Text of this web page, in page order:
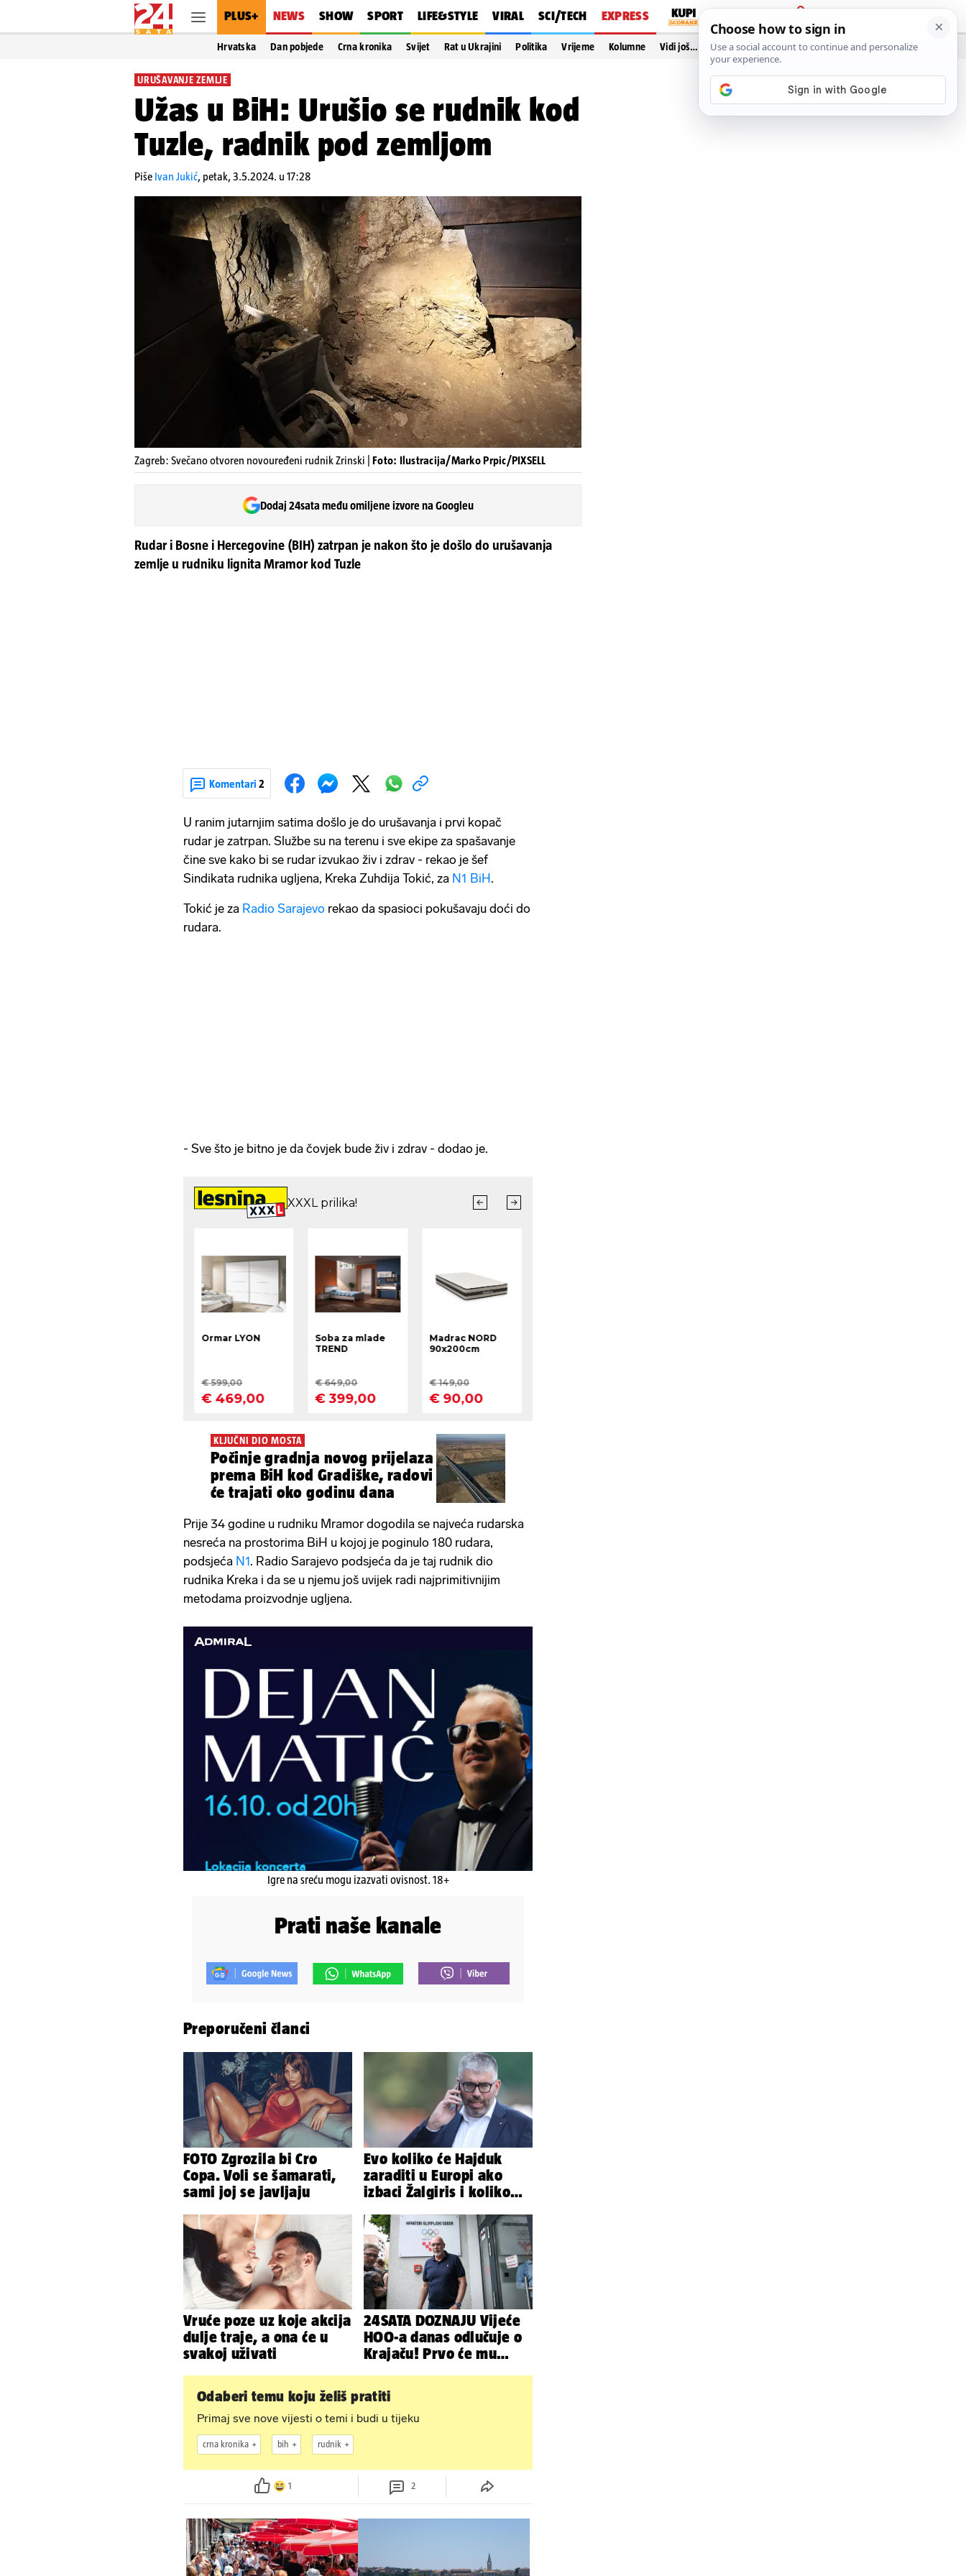
PLUS+ NEWS SHOW SPORT LIFE&STYLE VIRAL SCI/TECH EXPRESS
PRIJAVA
Hrvatska Dan pobjede Crna kronika Svijet Rat u Ukrajini Politika Vrijeme Kolumne Vidi još…
URUŠAVANJE ZEMLJE
Užas u BiH: Urušio se rudnik kod
Tuzle, radnik pod zemljom
Piše Ivan Jukić, petak, 3.5.2024. u 17:28
Zagreb: Svečano otvoren novouređeni rudnik Zrinski | Foto: Ilustracija/Marko Prpic/PIXSELL
Dodaj 24sata među omiljene izvore na Googleu
Rudar i Bosne i Hercegovine (BIH) zatrpan je nakon što je došlo do urušavanja
zemlje u rudniku lignita Mramor kod Tuzle
Komentari 2
U ranim jutarnjim satima došlo je do urušavanja i prvi kopač
rudar je zatrpan. Službe su na terenu i sve ekipe za spašavanje
čine sve kako bi se rudar izvukao živ i zdrav - rekao je šef
Sindikata rudnika ugljena, Kreka Zuhdija Tokić, za N1 BiH .
Tokić je za Radio Sarajevo rekao da spasioci pokušavaju doći do
rudara.
- Sve što je bitno je da čovjek bude živ i zdrav - dodao je.
KLJUČNI DIO MOSTA
Počinje gradnja novog prijelaza
prema BiH kod Gradiške, radovi
će trajati oko godinu dana
Prije 34 godine u rudniku Mramor dogodila se najveća rudarska
nesreća na prostorima BiH u kojoj je poginulo 180 rudara,
podsjeća N1. Radio Sarajevo podsjeća da je taj rudnik dio
rudnika Kreka i da se u njemu još uvijek radi najprimitivnijim
metodama proizvodnje ugljena.
Igre na sreću mogu izazvati ovisnost. 18+
Prati naše kanale
Preporučeni članci
FOTO Zgrozila bi Cro
Copa. Voli se šamarati,
sami joj se javljaju
Evo koliko će Hajduk
zaraditi u Europi ako
izbaci Žalgiris i koliko
Vruće poze uz koje akcija
dulje traje, a ona će u
svakoj uživati
24SATA DOZNAJU Vijeće
HOO-a danas odlučuje o
Krajaču! Prvo će mu
Odaberi temu koju želiš pratiti
Primaj sve nove vijesti o temi i budi u tijeku
crna kronika bih rudnik
1 2